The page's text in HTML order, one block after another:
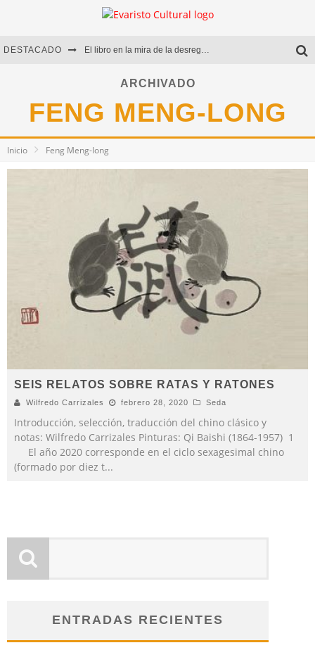
DESTACADO El libro en la mira de la desregulación
Marcelo Rubio | El llovedor
Diego Meret | Hotel Acapulco
Alejandra Correa | La nieve
ARCHIVADO
FENG MENG-LONG
Inicio Feng Meng-long
SEIS RELATOS SOBRE RATAS Y RATONES
Wilfredo Carrizales febrero 28, 2020 Seda
Introducción, selección, traducción del chino clásico y
notas: Wilfredo Carrizales Pinturas: Qi Baishi (1864-1957) 1
El año 2020 corresponde en el ciclo sexagesimal chino
(formado por diez t...
ENTRADAS RECIENTES